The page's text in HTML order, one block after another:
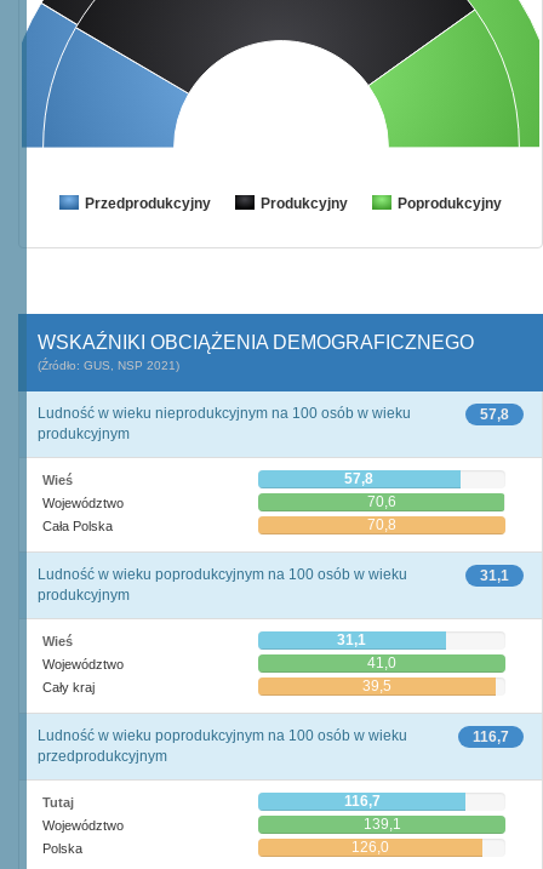
Przedprodukcyjny Produkcyjny Poprodukcyjny
WSKAŹNIKI OBCIĄŻENIA DEMOGRAFICZNEGO
(Źródło: GUS, NSP 2021)
57,8
Ludność w wieku nieprodukcyjnym na 100 osób w wieku
produkcyjnym
Wieś 57,8
Województwo 70,6
Cała Polska 70,8
31,1
Ludność w wieku poprodukcyjnym na 100 osób w wieku
produkcyjnym
Wieś 31,1
Województwo 41,0
Cały kraj 39,5
116,7
Ludność w wieku poprodukcyjnym na 100 osób w wieku
przedprodukcyjnym
Tutaj 116,7
Województwo 139,1
Polska 126,0